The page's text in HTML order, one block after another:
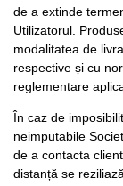
de a extinde
Utilizatorul.
modalitatea de
respective și cu
reglementare
În caz de
neimputabile
de a contacta
distanță se